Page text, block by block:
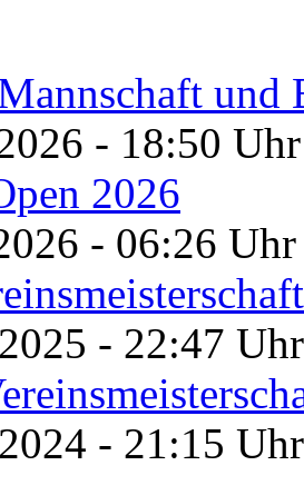
und
- 18:50
2026
- 06:26
- 22:47
- 21:15